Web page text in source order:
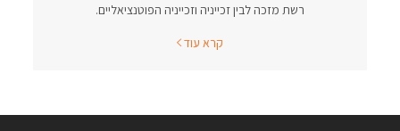
רשת מזכה לבין זכייניה וזכייניה הפוטנציאליים.
קרא עוד